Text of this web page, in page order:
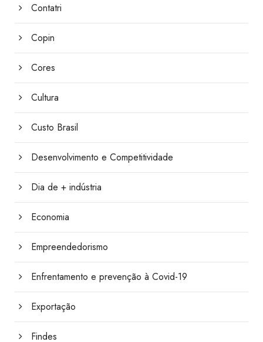
Contatri
Copin
Cores
Cultura
Custo Brasil
Desenvolvimento e Competitividade
Dia de + indústria
Economia
Empreendedorismo
Enfrentamento e prevenção à Covid-19
Exportação
Findes